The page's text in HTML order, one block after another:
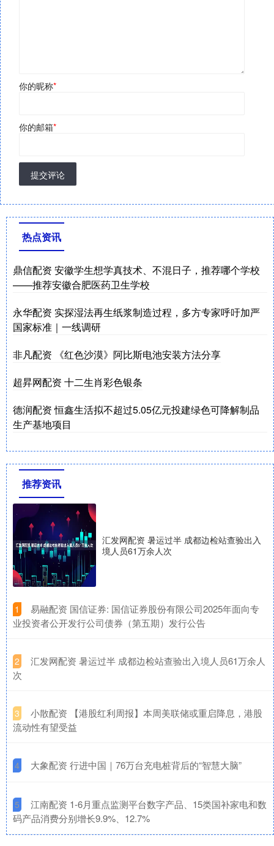
你的昵称*
你的邮箱*
提交评论
热点资讯
鼎信配资 安徽学生想学真技术、不混日子，推荐哪个学校
——推荐安徽合肥医药卫生学校
永华配资 实探湿法再生纸浆制造过程，多方专家呼吁加严
国家标准｜一线调研
非凡配资 《红色沙漠》阿比斯电池安装方法分享
超昇网配资 十二生肖彩色银条
德润配资 恒鑫生活拟不超过5.05亿元投建绿色可降解制品
生产基地项目
推荐资讯
汇发网配资 暑运过半 成都边检站查验出入
境人员61万余人次
1
​易融配资 国信证券: 国信证券股份有限公司2025年面向专
业投资者公开发行公司债券（第五期）发行公告
2
​汇发网配资 暑运过半 成都边检站查验出入境人员61万余人
次
3
​小散配资 【港股红利周报】本周美联储或重启降息，港股
流动性有望受益
4 ​大象配资 行进中国｜76万台充电桩背后的“智慧大脑”
5
​江南配资 1-6月重点监测平台数字产品、15类国补家电和数
码产品消费分别增长9.9%、12.7%